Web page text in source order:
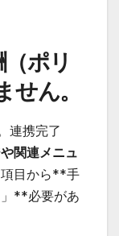
ポリ
ん。
連携完了
関連メニュ
項目から**手
**必要があ